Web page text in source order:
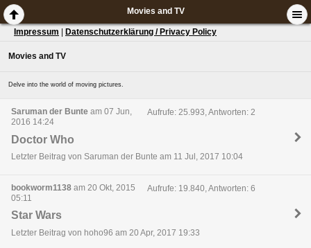
Movies and TV
Impressum Datenschutzerklärung / Privacy Policy
Movies and TV
Delve into the world of moving pictures.
Saruman der Bunte am 07 Jun,
2016 14:24
Aufrufe: 25.993, Antworten: 2
Doctor Who
Letzter Beitrag von Saruman der Bunte am 11 Jul, 2017 10:04
bookworm1138 am 20 Okt, 2015
05:11
Aufrufe: 19.840, Antworten: 6
Star Wars
Letzter Beitrag von hoho96 am 20 Apr, 2017 19:33